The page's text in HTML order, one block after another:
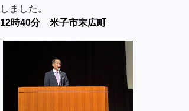
しました。
12時40分 米子市末広町